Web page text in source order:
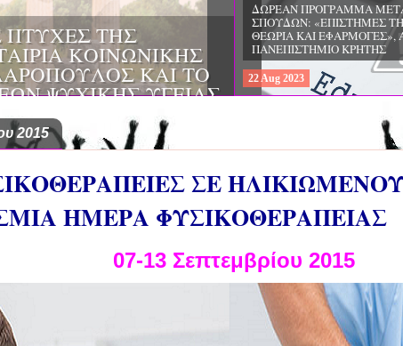
& ΔΙΛΗΜΜΑΤΑ
O
ΕΛΛΑΔΟΣ ΚΑΙ
ΠΑΘΟΛΟΓΙΚΕΣ
ΔΩΡΕΑΝ ΠΡΟΓΡΑΜΜΑ
ΣΠΟΥΔΩΝ: "ΕΙΔΙΚΗ ΑΓΩΓΗ
ΕΚΠΑΙΔΕΥΣΗ", ΣΤΟ
ΙΩΑΝΝΙΝΩΝ
22Aug 2023
2015
ΣΕ
ΗΜΕΡΑ ΦΥΣΙΚΟΘΕΡΑΠΕΙΑΣ
07-13 Σεπτεμβρίου 2015